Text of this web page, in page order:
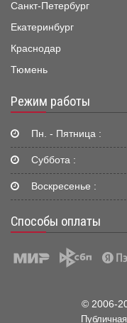
Санкт-Петербург
Екатеринбург
Краснодар
Тюмень
Режим работы
Пн. - Пятница :
Суббота :
Воскресенье :
Способы оплаты
© 2006-